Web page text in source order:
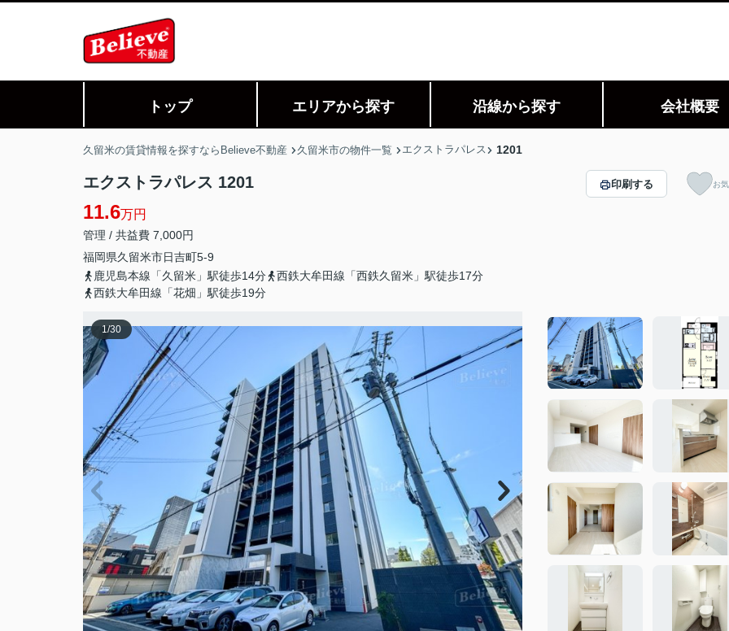
トップ エリアから探す 沿線から探す 会社概要
久留米の賃貸情報を探すならBelieve不動産 久留米市の物件一覧 エクストラパレス 1201
エクストラパレス 1201
11.6万円
管理 / 共益費 7,000円
福岡県久留米市日吉町5-9
鹿児島本線「久留米」駅徒歩14分
西鉄大牟田線「西鉄久留米」駅徒歩17分
西鉄大牟田線「花畑」駅徒歩19分
印刷する お
1/30